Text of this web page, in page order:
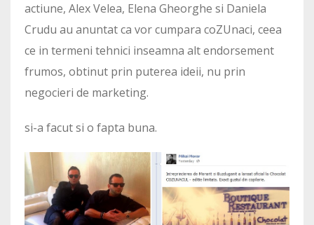
actiune, Alex Velea, Elena Gheorghe si Daniela
Crudu au anuntat ca vor cumpara coZUnaci, ceea
ce in termeni tehnici inseamna alt endorsement
frumos, obtinut prin puterea ideii, nu prin
negocieri de marketing.
si-a facut si o fapta buna.